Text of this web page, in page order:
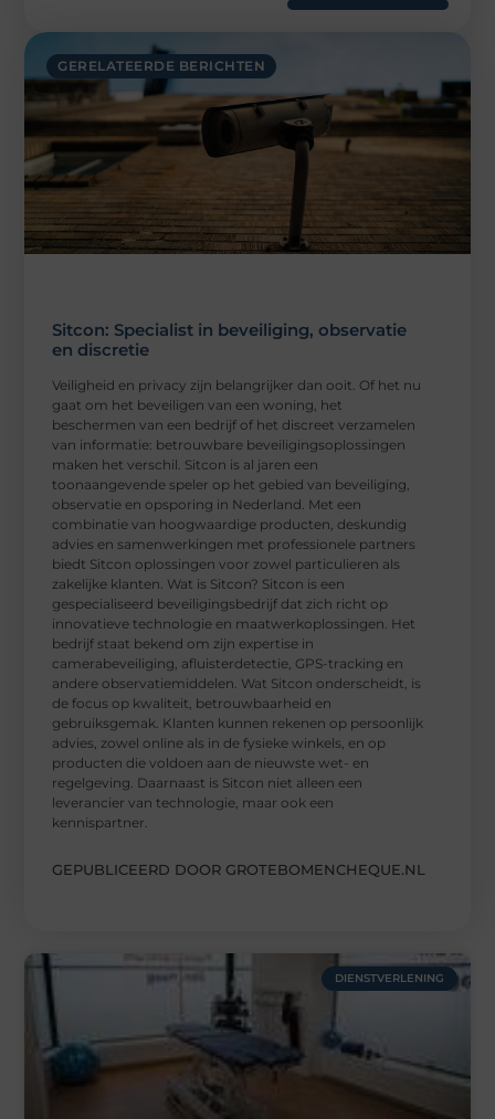
GERELATEERDE BERICHTEN
Sitcon: Specialist in beveiliging, observatie
en discretie
Veiligheid en privacy zijn belangrijker dan ooit. Of het nu
gaat om het beveiligen van een woning, het
beschermen van een bedrijf of het discreet verzamelen
van informatie: betrouwbare beveiligingsoplossingen
maken het verschil. Sitcon is al jaren een
toonaangevende speler op het gebied van beveiliging,
observatie en opsporing in Nederland. Met een
combinatie van hoogwaardige producten, deskundig
advies en samenwerkingen met professionele partners
biedt Sitcon oplossingen voor zowel particulieren als
zakelijke klanten. Wat is Sitcon? Sitcon is een
gespecialiseerd beveiligingsbedrijf dat zich richt op
innovatieve technologie en maatwerkoplossingen. Het
bedrijf staat bekend om zijn expertise in
camerabeveiliging, afluisterdetectie, GPS-tracking en
andere observatiemiddelen. Wat Sitcon onderscheidt, is
de focus op kwaliteit, betrouwbaarheid en
gebruiksgemak. Klanten kunnen rekenen op persoonlijk
advies, zowel online als in de fysieke winkels, en op
producten die voldoen aan de nieuwste wet- en
regelgeving. Daarnaast is Sitcon niet alleen een
leverancier van technologie, maar ook een
kennispartner.
GEPUBLICEERD DOOR GROTEBOMENCHEQUE.NL
DIENSTVERLENING